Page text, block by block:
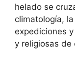
helado se
climatología,
expediciones
y religiosas de